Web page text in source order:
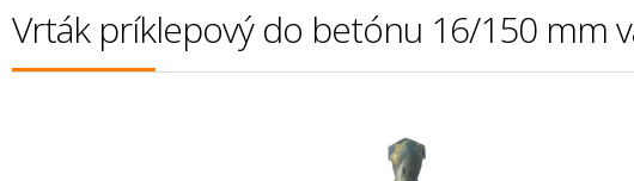
Vrták príklepový do betónu 16/150 mm